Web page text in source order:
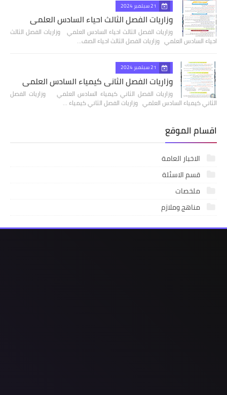
21 سبتمبر 2024
وزاريات الفصل الثالث احياء السادس العلمي
وزاريات الفصل الثالث احياء السادس العلمي وزاريات الفصل الثالث
احياء السادس العلمي وزاريات الفصل الثالث احياء الصف…
21 سبتمبر 2024
وزاريات الفصل الثاني كيمياء السادس العلمي
وزاريات الفصل الثاني كيمياء السادس العلمي وزاريات الفصل
الثاني كيمياء السادس العلمي وزاريات الفصل الثاني كيمياء …
اقسام الموقع
الاخبار العامة
قسم الاسئلة
ملخصات
مناهج وملازم